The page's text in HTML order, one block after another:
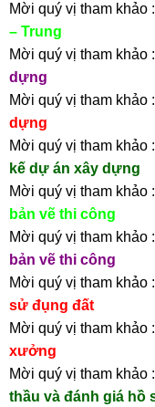
Mời quý vị tham khảo :
– Trung
Mời quý vị tham khảo :
dựng
Mời quý vị tham khảo :
dựng
Mời quý vị tham khảo :
kế dự án xây dựng
Mời quý vị tham khảo :
bản vẽ thi công
Mời quý vị tham khảo :
bản vẽ thi công
Mời quý vị tham khảo :
sử đụng đất
Mời quý vị tham khảo :
xưởng
Mời quý vị tham khảo :
thầu và đánh giá hồ